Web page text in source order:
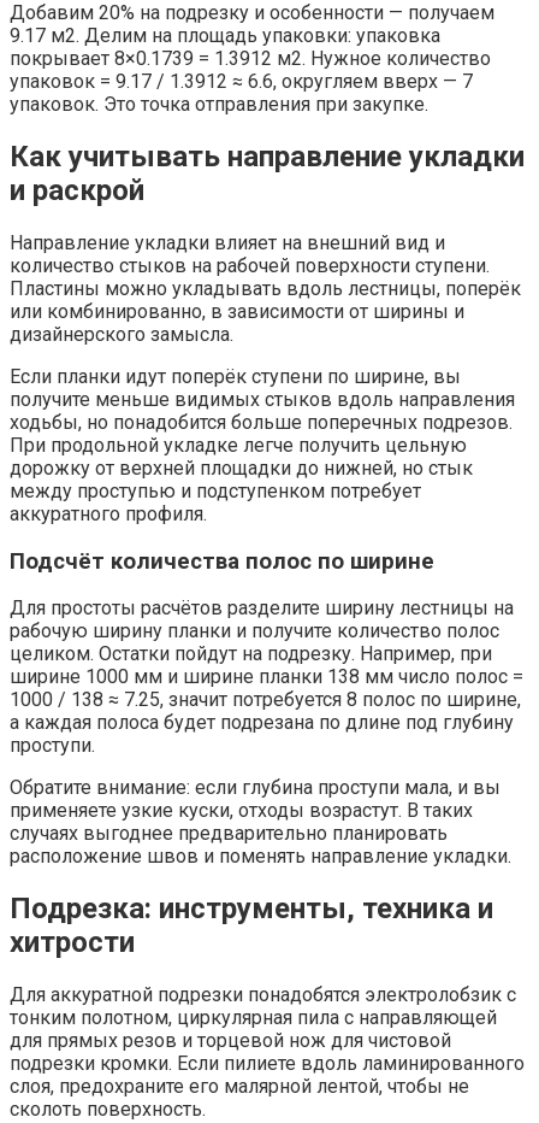
Добавим 20% на подрезку и особенности — получаем
9.17 м2. Делим на площадь упаковки: упаковка
покрывает 8×0.1739 = 1.3912 м2. Нужное количество
упаковок = 9.17 / 1.3912 ≈ 6.6, округляем вверх — 7
упаковок. Это точка отправления при закупке.
Как учитывать направление укладки
и раскрой
Направление укладки влияет на внешний вид и
количество стыков на рабочей поверхности ступени.
Пластины можно укладывать вдоль лестницы, поперёк
или комбинированно, в зависимости от ширины и
дизайнерского замысла.
Если планки идут поперёк ступени по ширине, вы
получите меньше видимых стыков вдоль направления
ходьбы, но понадобится больше поперечных подрезов.
При продольной укладке легче получить цельную
дорожку от верхней площадки до нижней, но стык
между проступью и подступенком потребует
аккуратного профиля.
Подсчёт количества полос по ширине
Для простоты расчётов разделите ширину лестницы на
рабочую ширину планки и получите количество полос
целиком. Остатки пойдут на подрезку. Например, при
ширине 1000 мм и ширине планки 138 мм число полос =
1000 / 138 ≈ 7.25, значит потребуется 8 полос по ширине,
а каждая полоса будет подрезана по длине под глубину
проступи.
Обратите внимание: если глубина проступи мала, и вы
применяете узкие куски, отходы возрастут. В таких
случаях выгоднее предварительно планировать
расположение швов и поменять направление укладки.
Подрезка: инструменты, техника и
хитрости
Для аккуратной подрезки понадобятся электролобзик с
тонким полотном, циркулярная пила с направляющей
для прямых резов и торцевой нож для чистовой
подрезки кромки. Если пилиете вдоль ламинированного
слоя, предохраните его малярной лентой, чтобы не
сколоть поверхность.